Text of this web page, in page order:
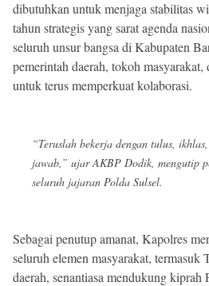
dibutuhkan untuk menjaga stabilitas
tahun strategis yang sarat agenda
seluruh unsur bangsa di Kabupaten
pemerintah daerah, tokoh
untuk terus memperkuat kolaborasi.
“Teruslah bekerja dengan tulus,
jawab,” ujar AKBP Dodik, mengutip
seluruh jajaran Polda Sulsel.
Sebagai penutup amanat, Kapolres
seluruh elemen masyarakat, termasuk
daerah, senantiasa mendukung kiprah